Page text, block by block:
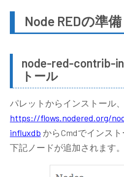
Node REDの準備
node-red-contrib-
トール
パレットからインストール
https://flows.nodered.org/
influxdb からCmdでインスト
下記ノードが追加されます。